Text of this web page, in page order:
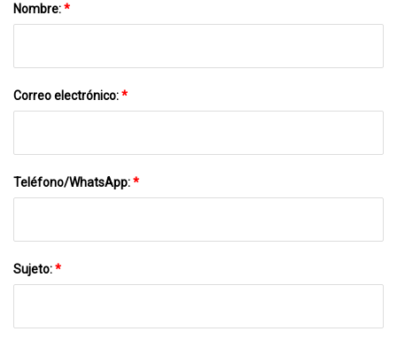
Nombre:*
Correo electrónico:*
Teléfono/WhatsApp:*
Sujeto:*